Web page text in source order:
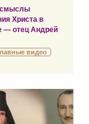
смыслы
Христа в
— отец Андрей
видео